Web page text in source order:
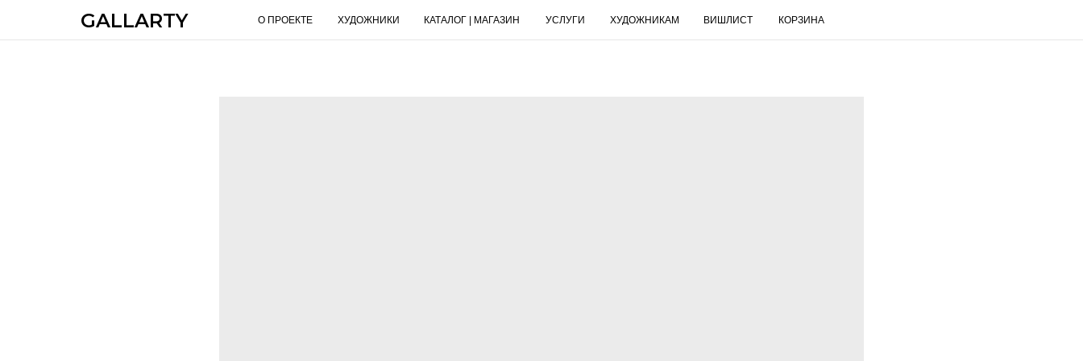
О ПРОЕКТЕ ХУДОЖНИКИ КАТАЛОГ | МАГАЗИН
GALLARTY КОРЗИНА
ВИШЛИСТ
ХУДОЖНИКАМ
УСЛУГИ